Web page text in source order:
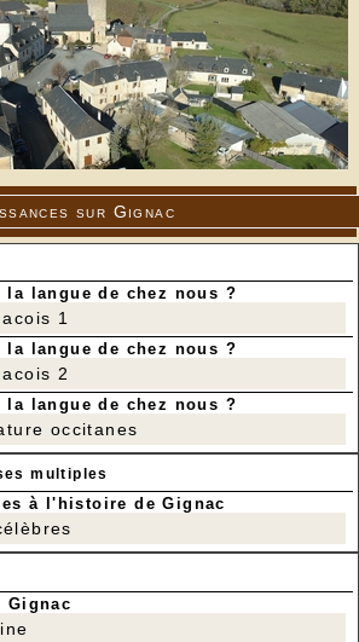
sur Gignac
la langue de chez nous ?
1
la langue de chez nous ?
2
la langue de chez nous ?
occitanes
multiples
à l'histoire de Gignac
Gignac